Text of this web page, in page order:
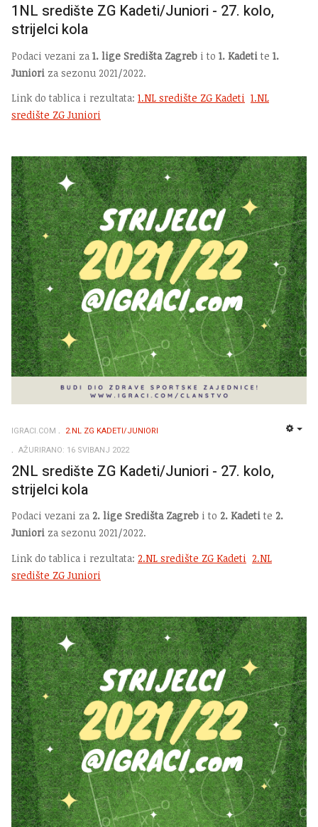
1NL središte ZG Kadeti/Juniori - 27. kolo,
strijelci kola
Podaci vezani za 1. lige Središta Zagreb i to 1. Kadetite 1.
Juniori za sezonu 2021/2022.
Link do tablica i rezultata: 1.NL središte ZG Kadeti 1.NL
središte ZG Juniori
IGRACI.COM
2.NL ZG KADETI/JUNIORI
AŽURIRANO: 16 SVIBANJ 2022
2NL središte ZG Kadeti/Juniori - 27. kolo,
strijelci kola
Podaci vezani za 2. lige Središta Zagreb i to 2. Kadetite 2.
Juniori za sezonu 2021/2022.
Link do tablica i rezultata: 2.NL središte ZG Kadeti 2.NL
središte ZG Juniori